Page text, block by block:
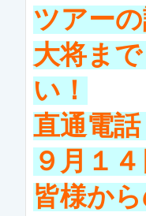
ツアー
大将ま
い！
直通電
９月１
皆様か